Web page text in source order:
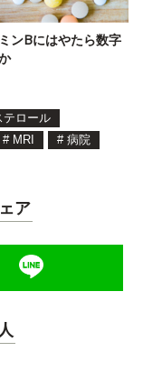
ンBにはやたら数字
テロール
# MRI # 病院
ア